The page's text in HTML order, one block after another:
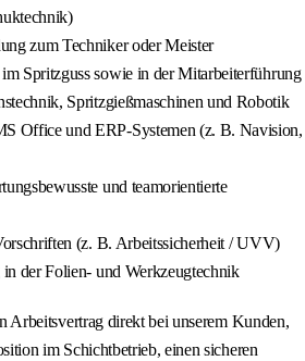
zum Techniker oder Meister
Spritzguss sowie in der Mitarbeiterführung
Spritzgießmaschinen und Robotik
Office und ERP-Systemen (z. B. Navision,
und teamorientierte
(z. B. Arbeitssicherheit / UVV)
der Folien- und Werkzeugtechnik
Arbeitsvertrag direkt bei unserem Kunden,
im Schichtbetrieb, einen sicheren